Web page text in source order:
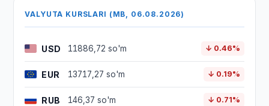
VALYUTA KURSLARI (MB, 06.08.2026)
USD 11886,72 so'm ↓ 0.46%
EUR 13717,27 so'm ↓ 0.19%
RUB 146,37 so'm ↓ 0.71%